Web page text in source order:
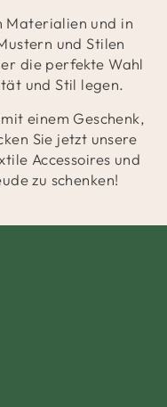
Materialien und in
und Stilen
die perfekte Wahl
und Stil legen.
einem Geschenk,
Sie jetzt unsere
Accessoires und
zu schenken!